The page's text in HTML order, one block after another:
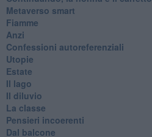
Metaverso smart
Fiamme
Anzi
Confessioni autoreferenziali
Utopie
Estate
Il lago
Il diluvio
La classe
Pensieri incoerenti
Dal balcone